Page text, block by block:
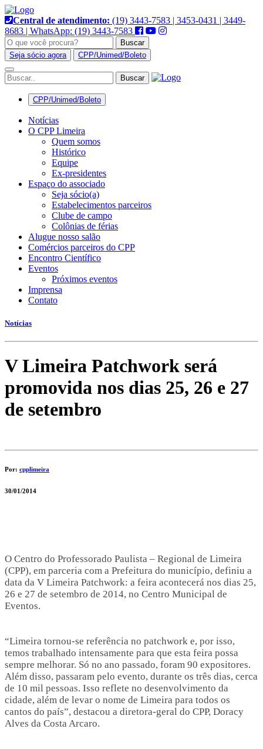
Pular
para
o
conteúdo
Central de atendimento: (19) 3443-7583 | 3453-0431 | 3449-
8683 | WhatsApp: (19) 3443-7583
Buscar
Seja sócio agora
CPP/Unimed/Boleto
Alternar
navegação
CPP/Unimed/Boleto
Notícias
O CPP Limeira
Quem somos
Histórico
Equipe
Ex-presidentes
Espaço do associado
Seja sócio(a)
Estabelecimentos parceiros
Clube de campo
Colônias de férias
Alugue nosso salão
Comércios parceiros do CPP
Encontro Científico
Eventos
Próximos eventos
Imprensa
Contato
Notícias
V Limeira Patchwork será
promovida nos dias 25, 26 e 27
de setembro
Por: cpplimeira
30/01/2014
O Centro do Professorado Paulista – Regional de Limeira
(CPP), em parceria com a Prefeitura do município, definiu a
data da V Limeira Patchwork: a feira acontecerá nos dias 25,
26 e 27 de setembro de 2014, no Centro Municipal de
Eventos.
“Limeira tornou-se referência no patchwork e, por isso,
temos trabalhado intensamente para que esta feira possa
sempre melhorar. Só no ano passado, foram 90 expositores.
Além disso, passaram pelo evento, durante os três dias, cerca
de 10 mil pessoas. Isso reflete no desenvolvimento da
cidade, além de levar o nome de Limeira para todos os
cantos do país”, destacou a diretora-geral do CPP, Doracy
Alves da Costa Arcaro.